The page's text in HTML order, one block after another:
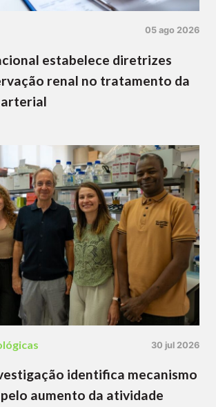
05 ago 2026
estabelece diretrizes
renal no tratamento da
30 jul 2026
identifica mecanismo
aumento da atividade